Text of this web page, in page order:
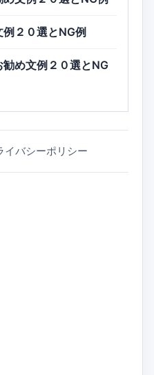
２０選とNG例
め文例２０選とNG
イバシーポリシー